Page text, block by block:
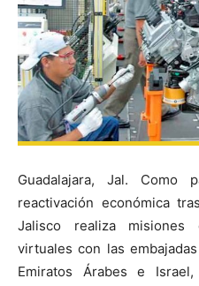
Guadalajara, Jal.
reactivación económica
Jalisco realiza misiones
virtuales con las
Emiratos Árabes e